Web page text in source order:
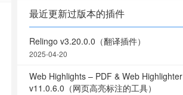
最近更新过版本的插件
Relingo v3.20.0.0（翻译插件）
2025-04-20
Web Highlights – PDF & Web Highlighter
v11.0.6.0（网页高亮标注的工具）